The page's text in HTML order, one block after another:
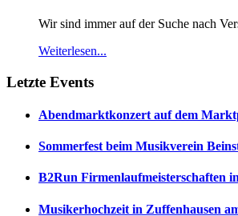
Wir sind immer auf der Suche nach
Weiterlesen...
Letzte Events
Abendmarktkonzert auf dem
Sommerfest beim Musikverein
B2Run Firmenlaufmeisterschaften
Musikerhochzeit in Zuffenhausen